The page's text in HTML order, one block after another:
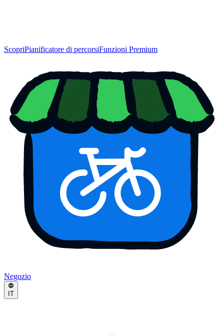
ScopriPianificatore di percorsiFunzioni Premium
Negozio
IT